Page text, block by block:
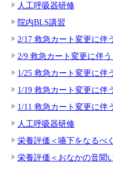
人工呼吸器研修
院内BLS講習
2/17 救急カート変更に伴
2/9 救急カート変更に伴う
1/25 救急カート変更に伴
1/19 救急カート変更に伴
1/11 救急カート変更に伴
人工呼吸器研修
栄養評価＜嚥下をなるべ
栄養評価＜おなかの音聞